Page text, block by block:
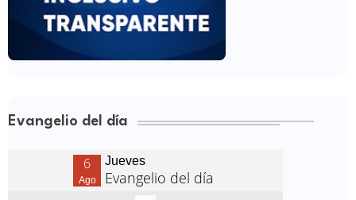
Evangelio del día